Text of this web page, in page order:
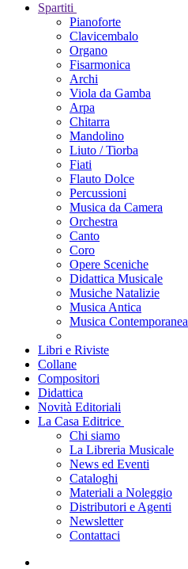
Spartiti
Pianoforte
Clavicembalo
Organo
Fisarmonica
Archi
Viola da Gamba
Arpa
Chitarra
Mandolino
Liuto / Tiorba
Fiati
Flauto Dolce
Percussioni
Musica da Camera
Orchestra
Canto
Coro
Opere Sceniche
Didattica Musicale
Musiche Natalizie
Musica Antica
Musica Contemporanea
Libri e Riviste
Collane
Compositori
Didattica
Novità Editoriali
La Casa Editrice
Chi siamo
La Libreria Musicale
News ed Eventi
Cataloghi
Materiali a Noleggio
Distributori e Agenti
Newsletter
Contattaci